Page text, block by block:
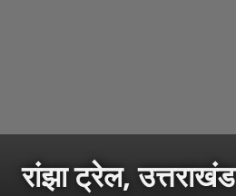
रांझा ट्रेल, उत्तराखंड